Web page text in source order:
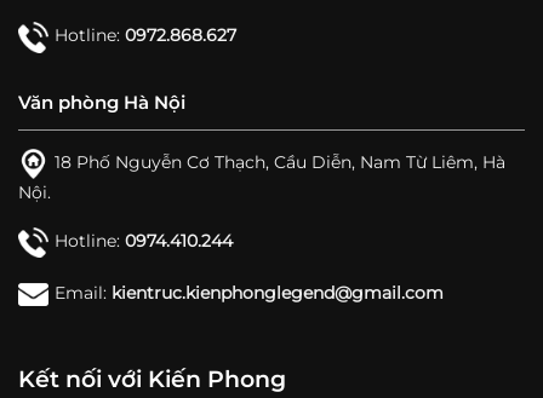
Hotline:0972.868.627
Văn phòng Hà Nội
18 Phố Nguyễn Cơ Thạch, Cầu Diễn, Nam Từ Liêm, Hà
Nội.
Hotline:0974.410.244
Email: kientruc.kienphonglegend@gmail.com
Kết nối với Kiến Phong